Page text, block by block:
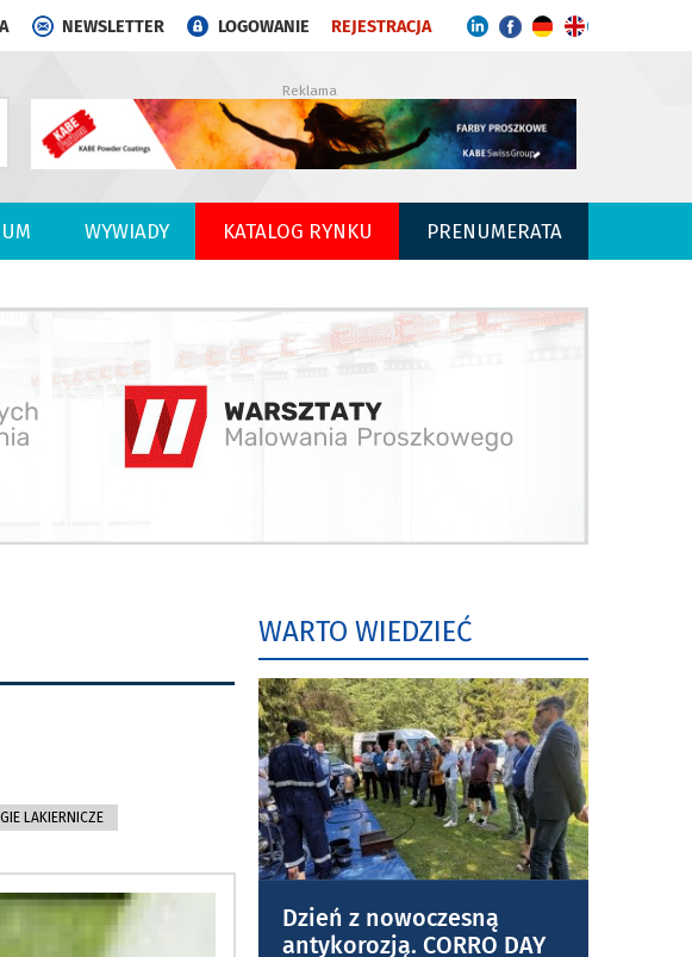
NEWSLETTER LOGOWANIE REJESTRACJA
Reklama
WYWIADY KATALOG RYNKU PRENUMERATA
LAKIERNICZE
WARTO WIEDZIEĆ
Dzień z nowoczesną
antykorozją. CORRO DAY